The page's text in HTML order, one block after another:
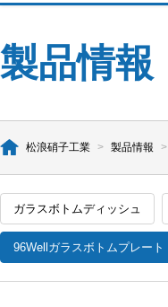
製品情報
松浪硝子工業 > 製品情報 >
ガラスボトムディッシュ
96Wellガラスボトムプレート